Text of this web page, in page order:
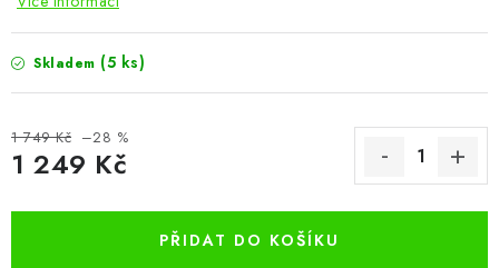
Kontakty
Bonusový program NBM+
Skladem (5 ks)
1 749 Kč –28 %
1 249 Kč
PŘIDAT DO KOŠÍKU